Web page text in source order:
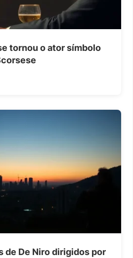
tornou o ator símbolo
de De Niro dirigidos por